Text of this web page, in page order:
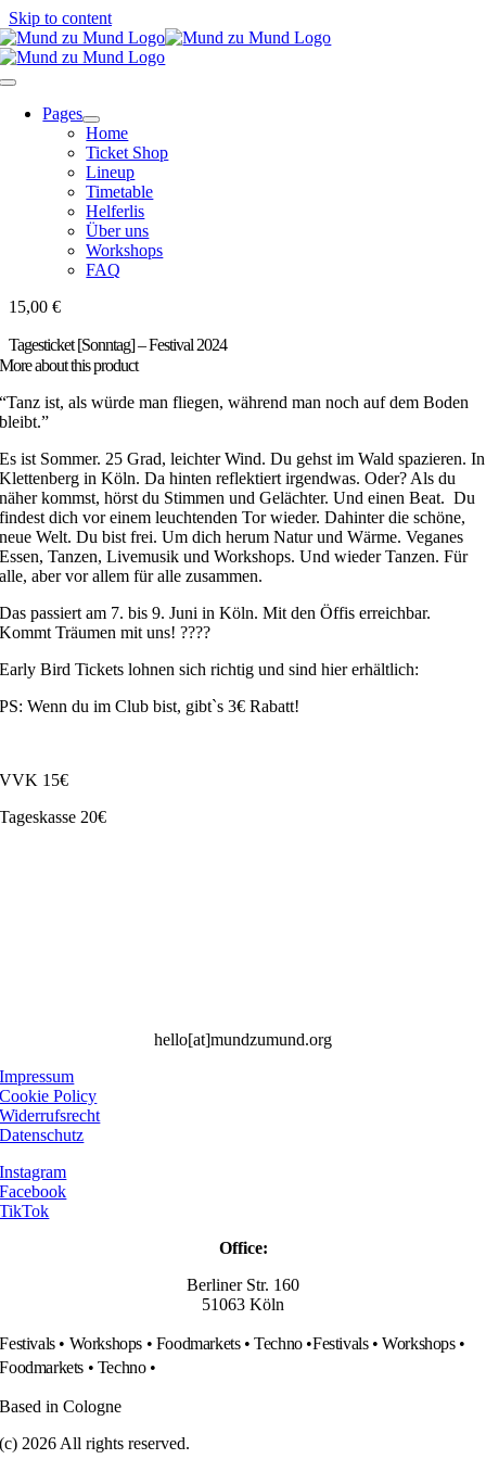
Skip to content
Pages
Home
Ticket Shop
Lineup
Timetable
Helferlis
Über uns
Workshops
FAQ
15,00 €
Tagesticket [Sonntag] – Festival 2024
More about this product
“Tanz ist, als würde man fliegen, während man noch auf dem Boden
bleibt.”
Es ist Sommer. 25 Grad, leichter Wind. Du gehst im Wald spazieren. In
Klettenberg in Köln. Da hinten reflektiert irgendwas. Oder? Als du
näher kommst, hörst du Stimmen und Gelächter. Und einen Beat. Du
findest dich vor einem leuchtenden Tor wieder. Dahinter die schöne,
neue Welt. Du bist frei. Um dich herum Natur und Wärme. Veganes
Essen, Tanzen, Livemusik und Workshops. Und wieder Tanzen. Für
alle, aber vor allem für alle zusammen.
Das passiert am 7. bis 9. Juni in Köln. Mit den Öffis erreichbar.
Kommt Träumen mit uns! ????
Early Bird Tickets lohnen sich richtig und sind hier erhältlich:
PS: Wenn du im Club bist, gibt`s 3€ Rabatt!
VVK 15€
Tageskasse 20€
hello[at]mundzumund.org
Impressum
Cookie Policy
Widerrufsrecht
Datenschutz
Instagram
Facebook
TikTok
Office:
Berliner Str. 160
51063 Köln
Festivals • Workshops • Foodmarkets • Techno •Festivals • Workshops •
Foodmarkets • Techno •
Based in Cologne
(c) 2026 All rights reserved.